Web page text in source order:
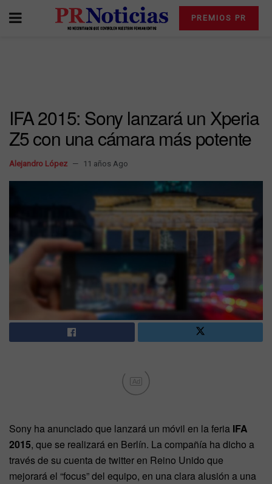
PREMIOS PR
IFA 2015: Sony lanzará un Xperia
Z5 con una cámara más potente
Alejandro López 11 años Ago
Ad
Sony ha anunciado que lanzará un móvil en la feria IFA
2015, que se realizará en Berlín. La compañía ha dicho a
través de su cuenta de twitter en Reino Unido que
mejorará el “focus” del equipo, en una clara alusión a una